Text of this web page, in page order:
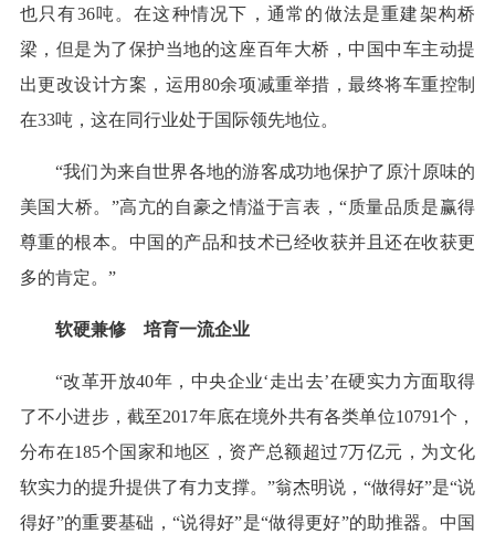
也只有36吨。在这种情况下，通常的做法是重建架构桥
梁，但是为了保护当地的这座百年大桥，中国中车主动提
出更改设计方案，运用80余项减重举措，最终将车重控制
在33吨，这在同行业处于国际领先地位。
“我们为来自世界各地的游客成功地保护了原汁原味的
美国大桥。”高亢的自豪之情溢于言表，“质量品质是赢得
尊重的根本。中国的产品和技术已经收获并且还在收获更
多的肯定。”
软硬兼修 培育一流企业
“改革开放40年，中央企业‘走出去’在硬实力方面取得
了不小进步，截至2017年底在境外共有各类单位10791个，
分布在185个国家和地区，资产总额超过7万亿元，为文化
软实力的提升提供了有力支撑。”翁杰明说，“做得好”是“说
得好”的重要基础，“说得好”是“做得更好”的助推器。中国